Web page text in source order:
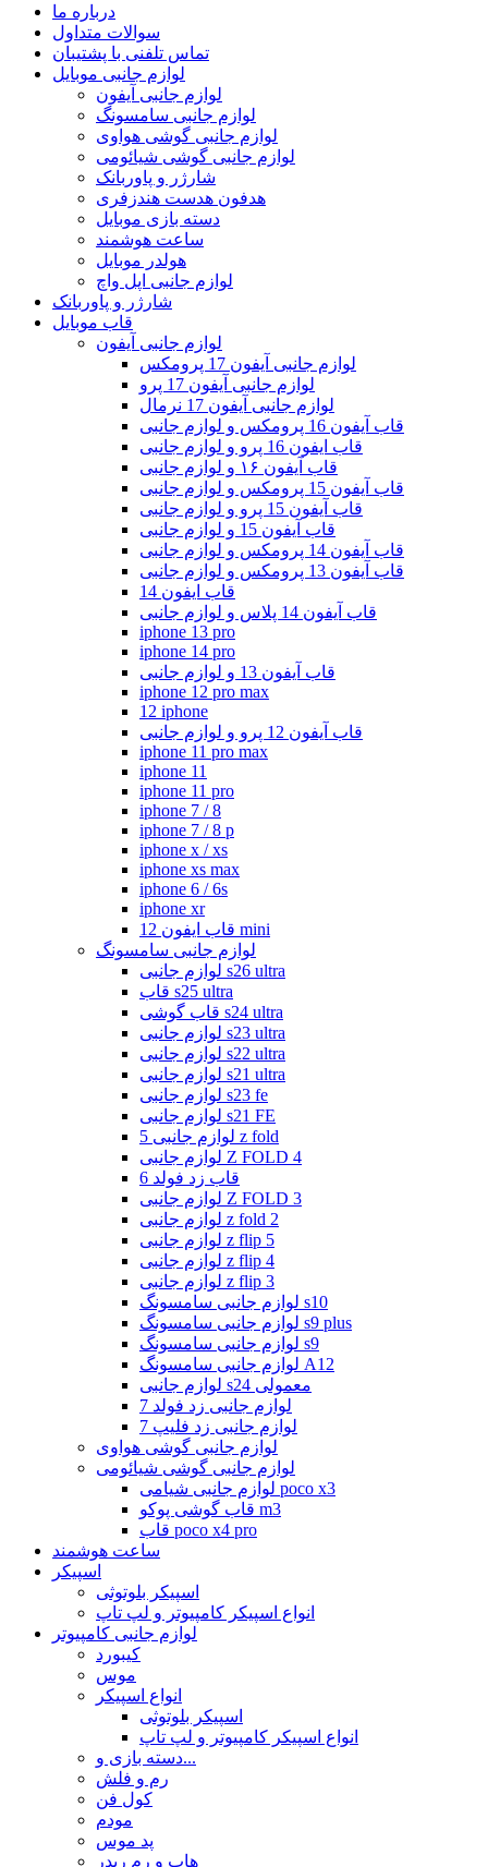
درباره ما
سوالات متداول
تماس تلفنی با پشتیبان
لوازم جانبی موبایل
لوازم جانبی آیفون
لوازم جانبی سامسونگ
لوازم جانبی گوشی هواوی
لوازم جانبی گوشی شیائومی
شارژر و پاوربانک
هدفون هدست هندزفری
دسته بازی موبایل
ساعت هوشمند
هولدر موبایل
لوازم جانبی اپل واچ
شارژر و پاوربانک
قاب موبایل
لوازم جانبی آیفون
لوازم جانبی آیفون 17 پرومکس
لوازم جانبی آیفون 17 پرو
لوازم جانبی آیفون 17 نرمال
قاب آیفون 16 پرومکس و لوازم جانبی
قاب ایفون 16 پرو و لوازم جانبی
قاب آیفون ۱۶ و لوازم جانبی
قاب آیفون 15 پرومکس و لوازم جانبی
قاب آیفون 15 پرو و لوازم جانبی
قاب آیفون 15 و لوازم جانبی
قاب آیفون 14 پرومکس و لوازم جانبی
قاب آیفون 13 پرومکس و لوازم جانبی
قاب ایفون 14
قاب آیفون 14 پلاس و لوازم جانبی
iphone 13 pro
iphone 14 pro
قاب آیفون 13 و لوازم جانبی
iphone 12 pro max
12 iphone
قاب آیفون 12 پرو و لوازم جانبی
iphone 11 pro max
iphone 11
iphone 11 pro
iphone 7 / 8
iphone 7 / 8 p
iphone x / xs
iphone xs max
iphone 6 / 6s
iphone xr
قاب ایفون 12 mini
لوازم جانبی سامسونگ
لوازم جانبی s26 ultra
قاب s25 ultra
قاب گوشی s24 ultra
لوازم جانبی s23 ultra
لوازم جانبی s22 ultra
لوازم جانبی s21 ultra
لوازم جانبی s23 fe
لوازم جانبی s21 FE
لوازم جانبی 5 z fold
لوازم جانبی Z FOLD 4
قاب زد فولد 6
لوازم جانبی Z FOLD 3
لوازم جانبی z fold 2
لوازم جانبی z flip 5
لوازم جانبی z flip 4
لوازم جانبی z flip 3
لوازم جانبی سامسونگ s10
لوازم جانبی سامسونگ s9 plus
لوازم جانبی سامسونگ s9
لوازم جانبی سامسونگ A12
لوازم جانبی s24 معمولی
لوازم جانبی زد فولد 7
لوازم جانبی زد فلیپ 7
لوازم جانبی گوشی هواوی
لوازم جانبی گوشی شیائومی
لوازم جانبی شیامی poco x3
قاب گوشی پوکو m3
قاب poco x4 pro
ساعت هوشمند
اسپیکر
اسپیکر بلوتوثی
انواع اسپیکر کامپیوتر و لپ تاپ
لوازم جانبی کامپیوتر
کیبورد
موس
انواع اسپیکر
اسپیکر بلوتوثی
انواع اسپیکر کامپیوتر و لپ تاپ
دسته بازی و...
رم و فلش
کول فن
مودم
پد موس
هاب و رم ریدر